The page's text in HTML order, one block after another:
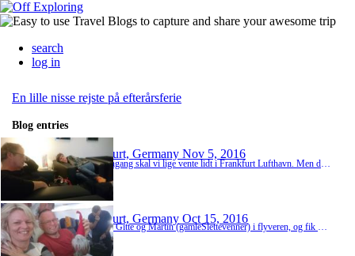
search
log in
En lille nisse rejste på efterårsferie
Blog entries
Frankfurt, Germany Nov 5, 2016
Frankfurt, Germany Oct 15, 2016
Vi mødte Gitte og Martin (gamleSlettevenner) i flyveren, og fik opfrisket gamle minder. Dejligt. Ellers gik flyveturen stille og roligt, og vi nåede til USA. Her ventede der os en lang process, men immigration og told, inden vi kom ud i selv New York. Fra JFK lufthavn tog det os så 3 timer at nå frem til vores hotel i Newark, New Jersey. Her smed vi os på sengen og bestilte mad direkte til hotellet.